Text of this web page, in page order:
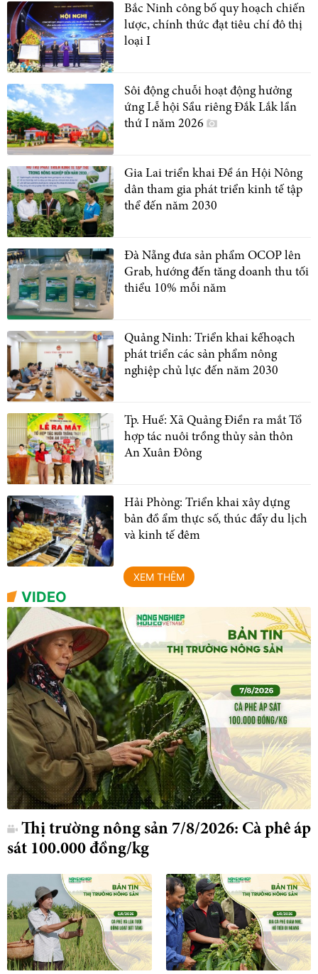
Bắc Ninh công bố quy hoạch chiến
lược, chính thức đạt tiêu chí đô thị
loại I
Sôi động chuỗi hoạt động hưởng
ứng Lễ hội Sầu riêng Đắk Lắk lần
thứ I năm 2026
Gia Lai triển khai Đề án Hội Nông
dân tham gia phát triển kinh tế tập
thể đến năm 2030
Đà Nẵng đưa sản phẩm OCOP lên
Grab, hướng đến tăng doanh thu tối
thiểu 10% mỗi năm
Quảng Ninh: Triển khai kếhoạch
phát triển các sản phẩm nông
nghiệp chủ lực đến năm 2030
Tp. Huế: Xã Quảng Điền ra mắt Tổ
hợp tác nuôi trồng thủy sản thôn
An Xuân Đông
Hải Phòng: Triển khai xây dựng
bản đồ ẩm thực số, thúc đẩy du lịch
và kinh tế đêm
XEM THÊM
VIDEO
Thị trường nông sản 7/8/2026: Cà phê áp
sát 100.000 đồng/kg